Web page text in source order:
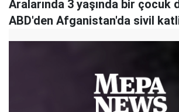
Aralarında 3 yaşında bir çocuk
ABD'den Afganistan'da sivil